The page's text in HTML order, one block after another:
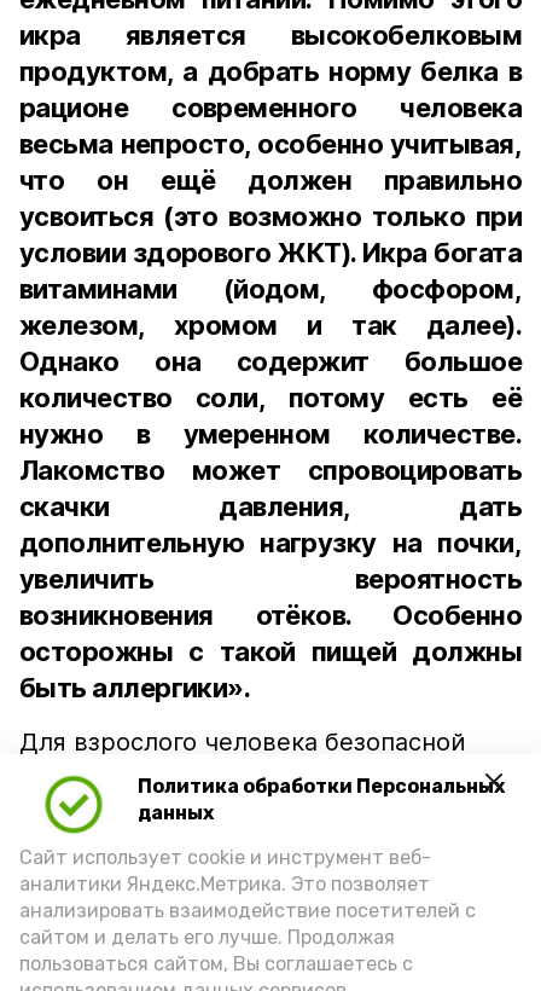
Политика обработки Персональных
данных
Сайт использует cookie и инструмент веб-
аналитики Яндекс.Метрика. Это позволяет
анализировать взаимодействие посетителей с
сайтом и делать его лучше. Продолжая
пользоваться сайтом, Вы соглашаетесь с
икра является высокобелковым
продуктом, а добрать норму белка в
рационе современного человека
весьма непросто, особенно учитывая,
что он ещё должен правильно
усвоиться (это возможно только при
условии здорового ЖКТ). Икра богата
витаминами (йодом, фосфором,
железом, хромом и так далее).
Однако она содержит большое
количество соли, потому есть её
нужно в умеренном количестве.
Лакомство может спровоцировать
скачки давления, дать
дополнительную нагрузку на почки,
увеличить вероятность
возникновения отёков. Особенно
осторожны с такой пищей должны
быть аллергики».
Для взрослого человека безопасной
порцией икры считается 30-50 граммов
(2-3 ложки). При этом следует обратить
внимание на хлеб, с которым она
подаётся: лучше выбирать
цельнозерновой, с мукой грубого
помола. Есть икру следует в первой
половине дня. Кстати, полезнее для